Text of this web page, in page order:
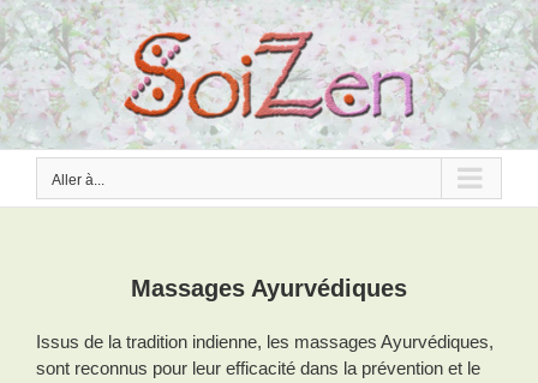
Passer
au
contenu
Aller à...
Massages Ayurvédiques
Issus de la tradition indienne, les massages Ayurvédiques,
sont reconnus pour leur efficacité dans la prévention et le